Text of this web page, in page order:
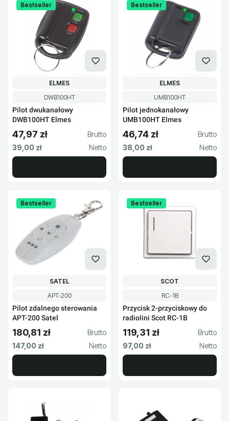
Bestseller
Kod produktu
DWB100HT
Pilot dwukanałowy
DWB100HT Elmes
PRODUCENT
ELMES
Cena brutto
47,97 zł
Cena netto
39,00 zł
Bestseller
Kod produktu
UMB100HT
Pilot jednokanałowy
UMB100HT Elmes
PRODUCENT
ELMES
Cena brutto
46,74 zł
Cena netto
38,00 zł
Bestseller
Kod produktu
APT-200
Pilot zdalnego sterowania
APT-200 Satel
PRODUCENT
SATEL
Cena brutto
180,81 zł
Cena netto
147,00 zł
Bestseller
Kod produktu
RC-1B
Przycisk 2-przyciskowy do
radiolini Scot RC-1B
PRODUCENT
SCOT
Cena brutto
119,31 zł
Cena netto
97,00 zł